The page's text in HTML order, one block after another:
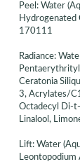
Peel: Water
Hydrogenated
170111
Radiance:
Pentaerythrityl
Ceratonia
3, Acrylates/
Octadecyl Di-
Linalool,
Lift: Water
Leontopodium